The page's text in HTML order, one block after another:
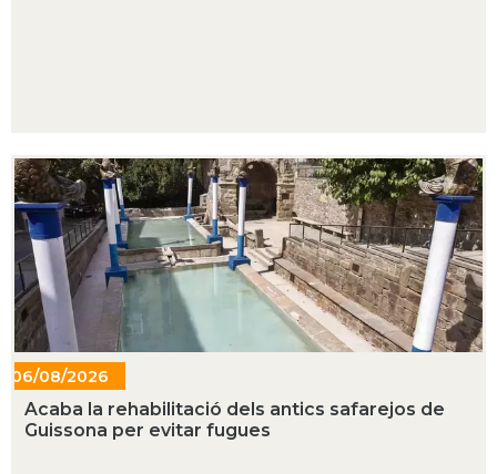
06/08/2026
- 11:54
Acaba la rehabilitació dels antics safarejos de
Guissona per evitar fugues